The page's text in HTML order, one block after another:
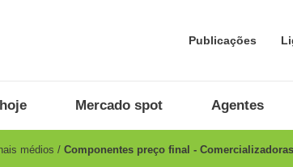
Publicações
Mercado spot Agentes
médios Componentes preço final -